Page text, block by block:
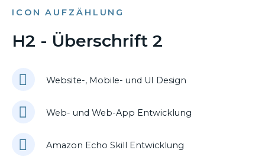
ICON AUFZÄHLUNG
H2 - Überschrift 2
Website-, Mobile- und UI Design
Web- und Web-App Entwicklung
Amazon Echo Skill Entwicklung